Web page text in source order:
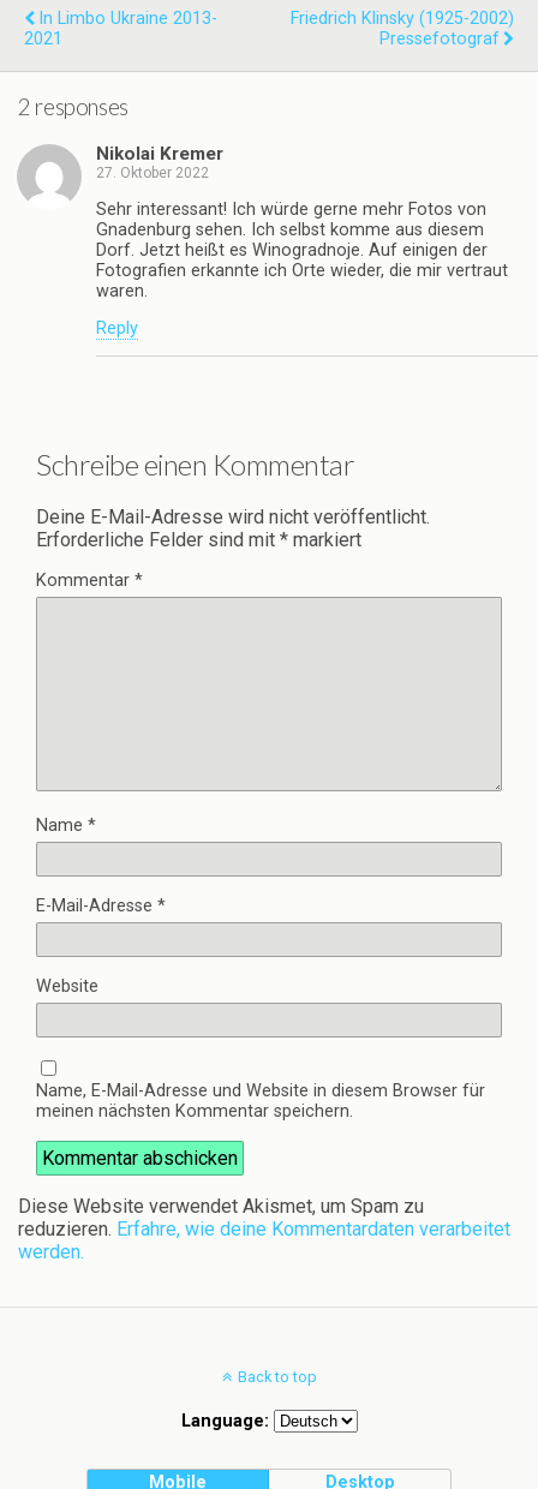
In Limbo Ukraine 2013-
2021
Friedrich Klinsky (1925-2002)
Pressefotograf
2 responses
Nikolai Kremer
27. Oktober 2022
Sehr interessant! Ich würde gerne mehr Fotos von
Gnadenburg sehen. Ich selbst komme aus diesem
Dorf. Jetzt heißt es Winogradnoje. Auf einigen der
Fotografien erkannte ich Orte wieder, die mir vertraut
waren.
Reply
Schreibe einen Kommentar
Deine E-Mail-Adresse wird nicht veröffentlicht.
Erforderliche Felder sind mit * markiert
Kommentar *
Name *
E-Mail-Adresse *
Website
Name, E-Mail-Adresse und Website in diesem Browser für
meinen nächsten Kommentar speichern.
Diese Website verwendet Akismet, um Spam zu
reduzieren. Erfahre, wie deine Kommentardaten verarbeitet
werden.
Back to top
Language:
Mobile Desktop